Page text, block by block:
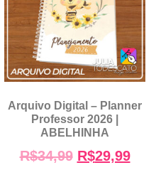
Arquivo Digital – Planner
Professor 2026 |
ABELHINHA
R$34,99 R$29,99